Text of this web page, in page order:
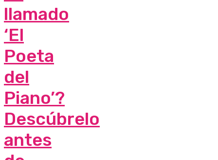
llamado
‘El
Poeta
del
Piano’?
Descúbrelo
antes